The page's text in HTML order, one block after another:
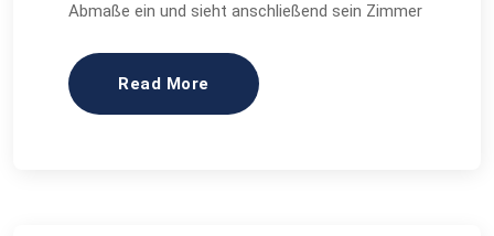
Abmaße ein und sieht anschließend sein Zimmer
Read More